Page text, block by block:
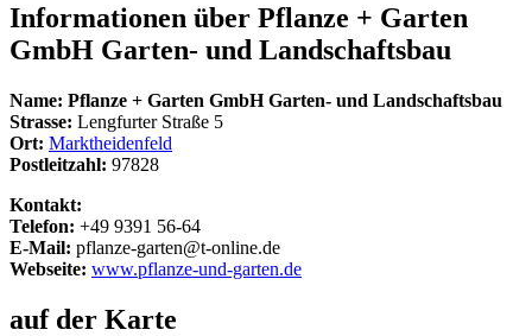
Informationen über Pflanze + Garten
GmbH Garten- und Landschaftsbau
Name: Pflanze + Garten GmbH Garten- und Landschaftsbau
Strasse: Lengfurter Straße 5
Ort: Marktheidenfeld
Postleitzahl: 97828
Kontakt:
Telefon: +49 9391 56-64
E-Mail: pflanze-garten@t-online.de
Webseite: www.pflanze-und-garten.de
auf der Karte